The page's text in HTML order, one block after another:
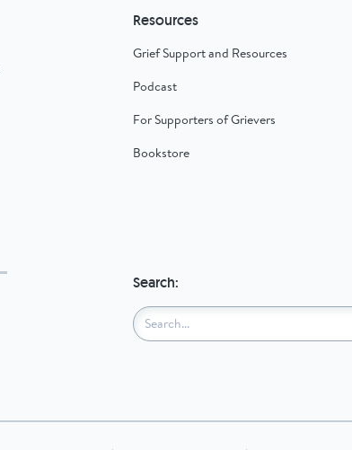
Resources
Grief Support and Resources
Podcast
For Supporters of Grievers
Bookstore
Search: